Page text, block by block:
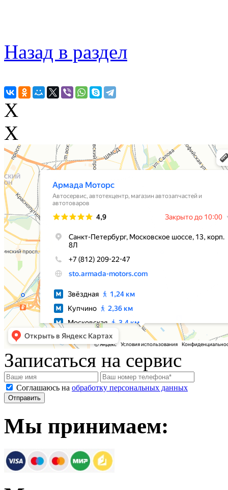
Назад в раздел
X
X
Записаться на сервис
Соглашаюсь на обработку персональных данных
Мы принимаем: